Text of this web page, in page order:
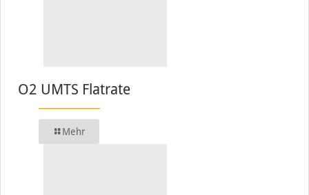
O2 UMTS Flatrate
Mehr